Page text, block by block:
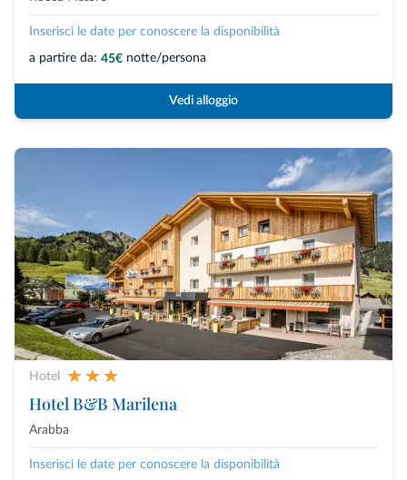
Inserisci le date per conoscere la disponibilità
a partire da: 45€ notte/persona
Vedi alloggio
Hotel
Hotel B&B Marilena
Arabba
Inserisci le date per conoscere la disponibilità